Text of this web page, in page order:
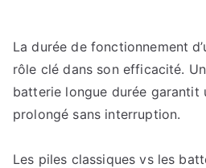
La durée de fonctionnement
rôle clé dans son efficacité.
batterie longue durée garantit
prolongé sans interruption.
Les piles classiques vs les